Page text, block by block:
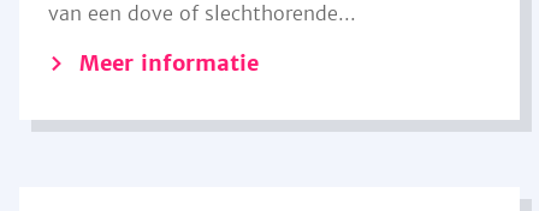
van een dove of slechthorende...
Meer informatie